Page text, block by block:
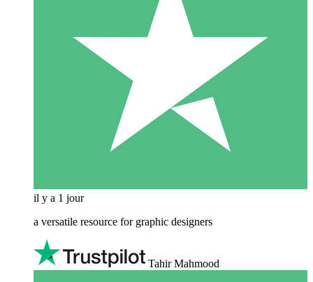
il y a 1 jour
a versatile resource for graphic designers
Tahir Mahmood